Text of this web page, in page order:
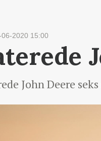
06-2020 15:00
John Deere